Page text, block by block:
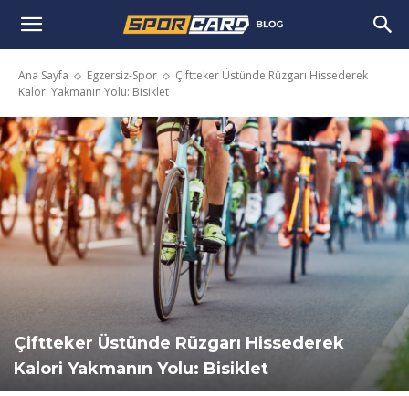
Ana Sayfa Egzersiz-Spor
Çiftteker Üstünde Rüzgarı Hissederek
Kalori Yakmanın Yolu: Bisiklet
Çiftteker Üstünde Rüzgarı Hissederek
Kalori Yakmanın Yolu: Bisiklet